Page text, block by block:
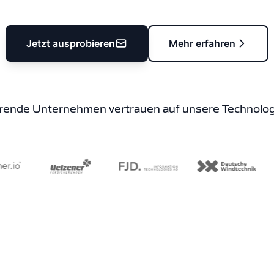
Jetzt ausprobieren Mehr erfahren
Unternehmen vertrauen auf unsere